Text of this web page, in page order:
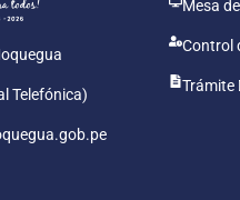
Telefónica)
Mesa
Control
Trámite